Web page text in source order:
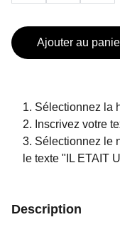
Ajouter au
Sélectionnez la
Inscrivez votre
Sélectionnez le
le texte "IL ETAIT
Description